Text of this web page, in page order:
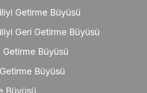
Getirme Büyüsü
Geri Getirme Büyüsü
Büyüsü
Büyüsü
Büyüsü